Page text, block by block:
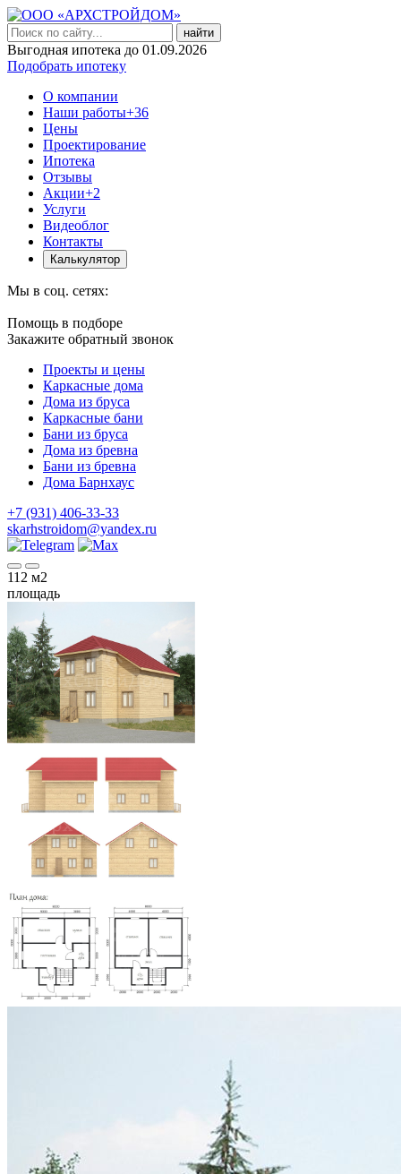
найти
Выгодная ипотека до 01.09.2026
Подобрать ипотеку
О компании
Наши работы+36
Цены
Проектирование
Ипотека
Отзывы
Акции+2
Услуги
Видеоблог
Контакты
Калькулятор
Мы в соц. сетях:
Помощь в подборе
Закажите обратный звонок
Проекты и цены
Каркасные дома
Дома из бруса
Каркасные бани
Бани из бруса
Дома из бревна
Бани из бревна
Дома Барнхаус
+7 (931) 406-33-33
skarhstroidom@yandex.ru
112 м2
площадь